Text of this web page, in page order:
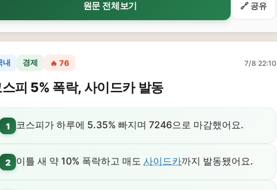
원문 전체보기 🔗 공유
내 경제 🔥 76 7/8 22:10
피 5% 폭락, 사이드카 발동
1 코스피가 하루에 5.35% 빠지며 7246으로 마감했어요.
2 이틀 새 약 10% 폭락하고 매도 사이드카까지 발동됐어요.